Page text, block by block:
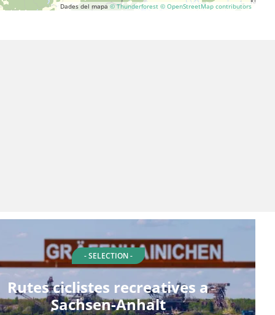
Dades del mapa © Thunderforest © OpenStreetMap contributors
- SELECTION -
Rutes ciclistes recreatives a
Sachsen-Anhalt